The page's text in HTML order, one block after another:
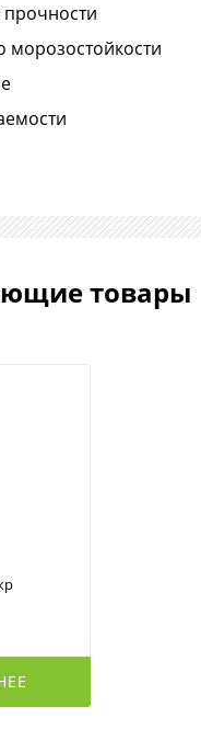
прочности
морозостойкости
товары